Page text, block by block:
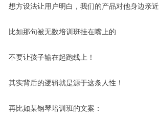
想方设法让用户明白，我们的产品对他身边亲
比如那句被无数培训班挂在嘴上的
不要让孩子输在起跑线上！
其实背后的逻辑就是源于这条人性！
再比如某钢琴培训班的文案：